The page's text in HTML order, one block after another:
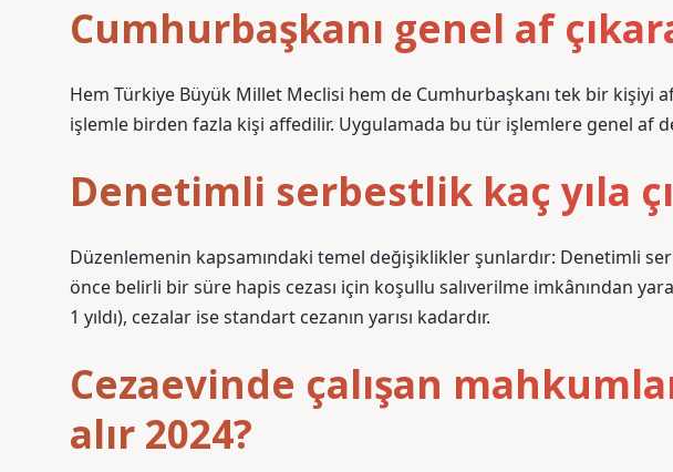
Cumhurbaşkanı genel af
Hem Türkiye Büyük Millet Meclisi hem de Cumhurbaşkanı tek bir kişiyi
işlemle birden fazla kişi affedilir. Uygulamada bu tür işlemlere genel af
Denetimli serbestlik kaç yıla
Düzenlemenin kapsamındaki temel değişiklikler şunlardır: Denetimli
önce belirli bir süre hapis cezası için koşullu salıverilme imkânından
1 yıldı), cezalar ise standart cezanın yarısı kadardır.
Cezaevinde çalışan
alır 2024?